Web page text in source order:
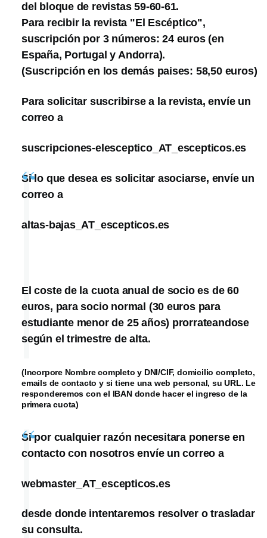
del bloque de revistas 59-60-61.
Para recibir la revista "El Escéptico",
suscripción por 3 números: 24 euros (en
España, Portugal y Andorra).
(Suscripción en los demás paises: 58,50 euros)
Para solicitar suscribirse a la revista, envíe un
correo a
suscripciones-elesceptico_AT_escepticos.es
Si lo que desea es solicitar asociarse, envíe un
correo a
altas-bajas_AT_escepticos.es
El coste de la cuota anual de socio es de 60
euros, para socio normal (30 euros para
estudiante menor de 25 años) prorrateandose
según el trimestre de alta.
(Incorpore Nombre completo y DNI/CIF, domicilio completo,
emails de contacto y si tiene una web personal, su URL. Le
responderemos con el IBAN donde hacer el ingreso de la
primera cuota)
Si por cualquier razón necesitara ponerse en
contacto con nosotros envíe un correo a
webmaster_AT_escepticos.es
desde donde intentaremos resolver o trasladar
su consulta.